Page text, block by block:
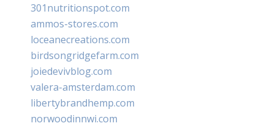
301nutritionspot.com
ammos-stores.com
loceanecreations.com
birdsongridgefarm.com
joiedevivblog.com
valera-amsterdam.com
libertybrandhemp.com
norwoodinnwi.com